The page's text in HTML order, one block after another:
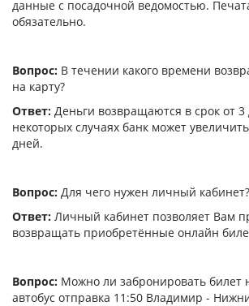
данные с посадочной ведомостью.
обязательно.
Вопрос: В течении какого времени
на карту?
Ответ: Деньги возвращаются в срок от 3
некоторых случаях банк может
дней.
Вопрос: Для чего нужен личный кабинет?
Ответ: Личный кабинет позволяет Вам
возвращать приобретённые онлайн
Вопрос: Можно ли забронировать билет
автобус отправка 11:50 Владимир -